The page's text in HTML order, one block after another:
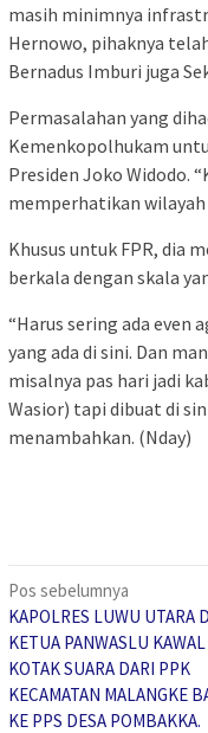
masih minimnya
Hernowo, pihaknya
Bernadus Imburi juga
Permasalahan yang
Kemenkopolhukam
Presiden Joko Widodo.
memperhatikan wilayah
Khusus untuk FPR, dia
berkala dengan skala
“Harus sering ada even
yang ada di sini. Dan
misalnya pas hari jadi
Wasior) tapi dibuat di
menambahkan. (Nday)
Navigasi
pos
Pos sebelumnya
KAPOLRES LUWU UTARA
KETUA PANWASLU KAWAL
KOTAK SUARA DARI PPK
KECAMATAN MALANGKE
KE PPS DESA POMBAKKA.